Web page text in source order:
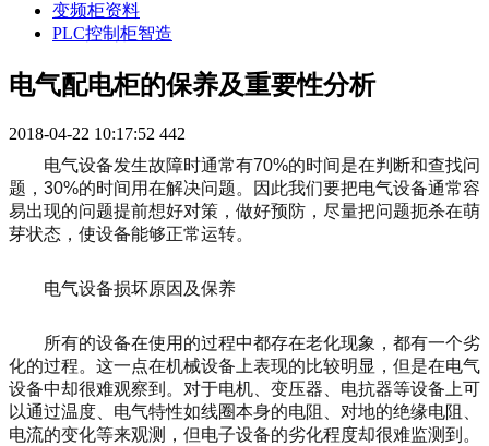
变频柜资料
PLC控制柜智造
电气配电柜的保养及重要性分析
2018-04-22 10:17:52 442
电气设备发生故障时通常有70%的时间是在判断和查找问
题，30%的时间用在解决问题。因此我们要把电气设备通常容
易出现的问题提前想好对策，做好预防，尽量把问题扼杀在萌
芽状态，使设备能够正常运转。
电气设备损坏原因及保养
所有的设备在使用的过程中都存在老化现象，都有一个劣
化的过程。这一点在机械设备上表现的比较明显，但是在电气
设备中却很难观察到。对于电机、变压器、电抗器等设备上可
以通过温度、电气特性如线圈本身的电阻、对地的绝缘电阻、
电流的变化等来观测，但电子设备的劣化程度却很难监测到。